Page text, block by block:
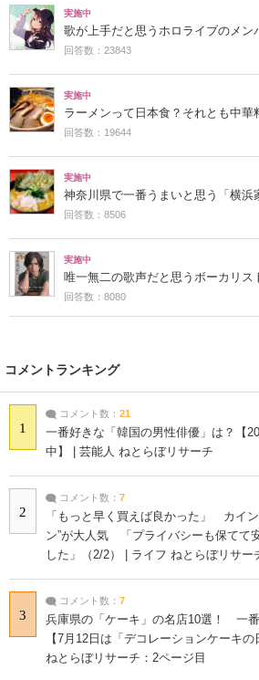
実施中
歌が上手だと思うホロライブのメン
回答数：23843
実施中
ラーメンって日本食？それとも中華
回答数：19644
実施中
神奈川県で一番うまいと思う「横浜
回答数：8506
実施中
唯一無二の歌声だと思うボーカリス
回答数：8080
コメントランキング
1
コメント数： 21
一番好きな「韓国の男性俳優」は？【
中】 | 芸能人 ねとらぼリサーチ
2
コメント数： 7
「もっと早く買えば良かった」 カイ
ン”が大人気 「プライバシーも保てて
した」（2/2） | ライフ ねとらぼリサー
3
コメント数： 7
兵庫県の「ケーキ」の名店10選！ 一
【7月12日は「デコレーションケーキ
ねとらぼリサーチ：2ページ目